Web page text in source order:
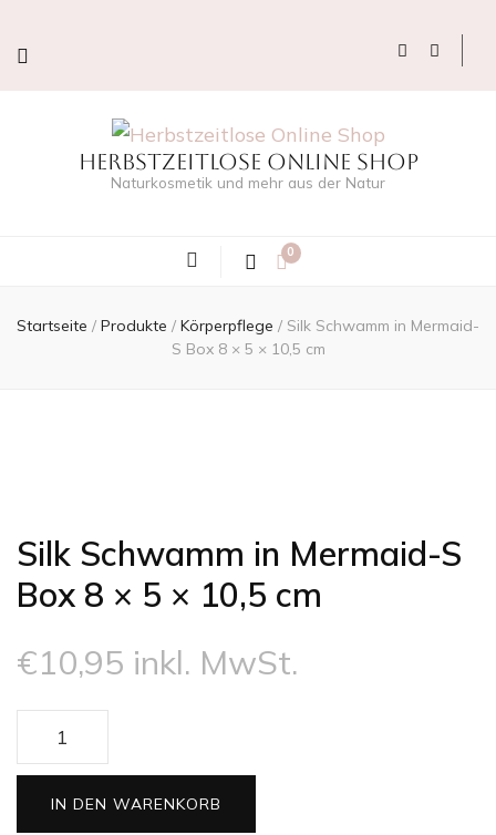
Herbstzeitlose Online Shop
Naturkosmetik und mehr aus der Natur
0
Startseite / Produkte / Körperpflege / Silk Schwamm in Mermaid-
S Box 8 × 5 × 10,5 cm
Silk Schwamm in Mermaid-S
Box 8 × 5 × 10,5 cm
€10,95 inkl. MwSt.
Schwamm
IN DEN WARENKORB